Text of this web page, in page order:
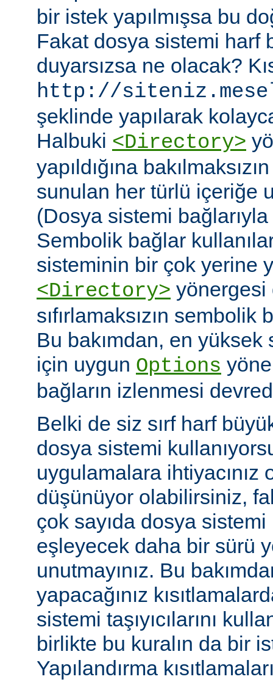
bir istek yapılmışsa bu
Fakat dosya sistemi harf
duyarsızsa ne olacak?
http://
şeklinde yapılarak
Halbuki <Directory>
yapıldığına
sunulan her türlü içeriğe
(Dosya sistemi
Sembolik bağlar
sisteminin bir çok yerine
<Directory> yönergesi
sıfırlamaksızın sembolik
Bu bakımdan, en
için uygun Options
bağların izlenmesi
Belki de siz sırf harf
dosya sistemi
uygulamalara ihtiyacınız
düşünüyor olabilirsiniz,
çok sayıda dosya
eşleyecek daha bir sürü
unutmayınız. Bu
yapacağınız
sistemi taşıyıcılarını
birlikte bu kuralın da bir
Yapılandırma